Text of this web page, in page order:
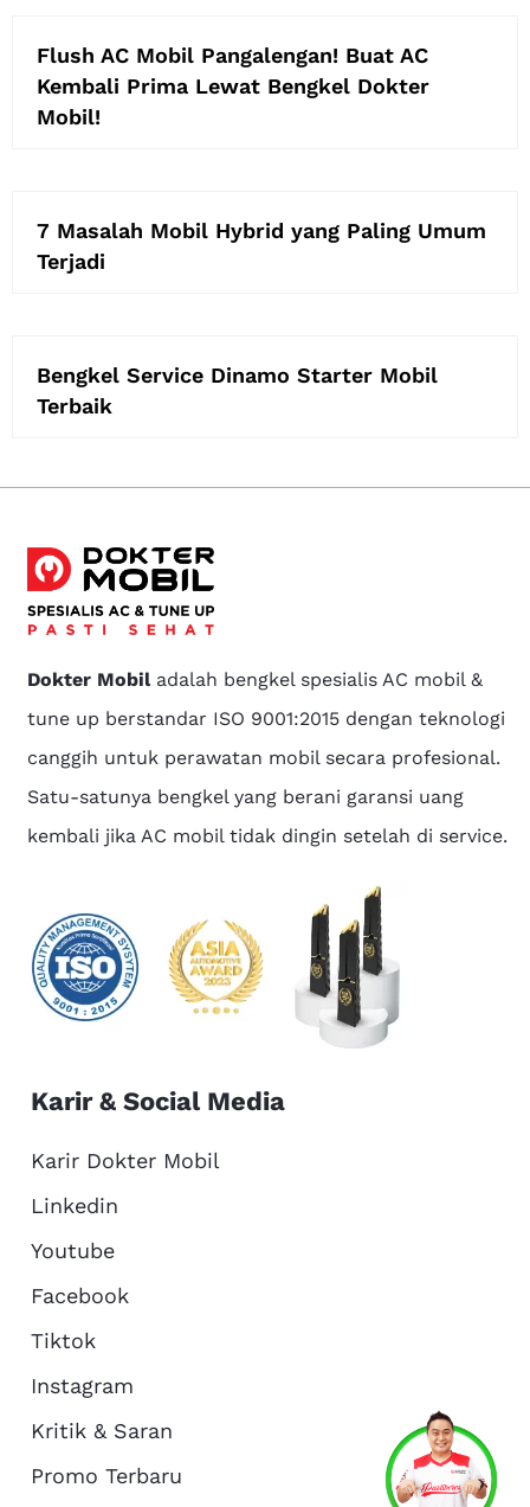
About Us
Flush AC Mobil Pangalengan! Buat AC
Kembali Prima Lewat Bengkel Dokter
Mobil!
7 Masalah Mobil Hybrid yang Paling Umum
Terjadi
Bengkel Service Dinamo Starter Mobil
Terbaik
Dokter Mobiladalah bengkel spesialis AC mobil &
tune up berstandar ISO 9001:2015 dengan teknologi
canggih untuk perawatan mobil secara profesional.
Satu-satunya bengkel yang berani garansi uang
kembali jika AC mobil tidak dingin setelah di service.
Karir & Social Media
Karir Dokter Mobil
Linkedin
Youtube
Facebook
Tiktok
Instagram
Kritik & Saran
Promo Terbaru